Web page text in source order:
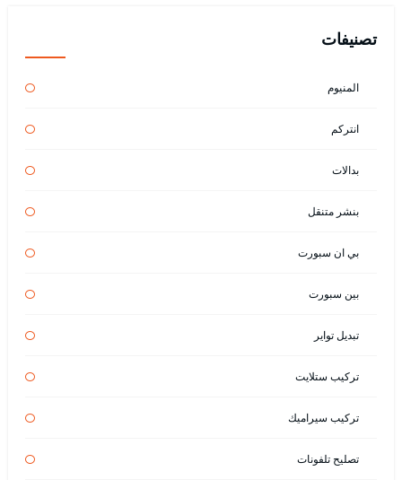
تصنيفات
المنيوم
انتركم
بدالات
بنشر متنقل
بي ان سبورت
بين سبورت
تبديل تواير
تركيب ستلايت
تركيب سيراميك
تصليح تلفونات